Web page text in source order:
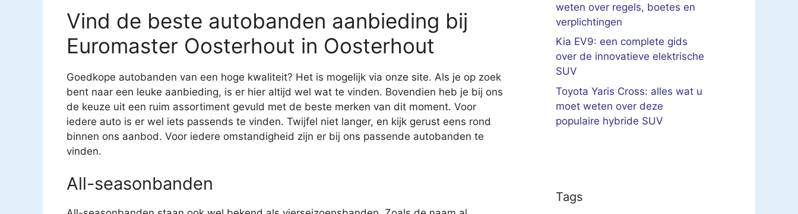
Vind de beste autobanden aanbieding bij
Euromaster Oosterhout in Oosterhout
Goedkope autobanden van een hoge kwaliteit? Het is mogelijk via onze site. Als je op zoek
bent naar een leuke aanbieding, is er hier altijd wel wat te vinden. Bovendien heb je bij ons
de keuze uit een ruim assortiment gevuld met de beste merken van dit moment. Voor
iedere auto is er wel iets passends te vinden. Twijfel niet langer, en kijk gerust eens rond
binnen ons aanbod. Voor iedere omstandigheid zijn er bij ons passende autobanden te
vinden.
All-seasonbanden
weten over regels, boetes en
verplichtingen
Kia EV9: een complete gids
over de innovatieve elektrische
SUV
Toyota Yaris Cross: alles wat u
moet weten over deze
populaire hybride SUV
Tags